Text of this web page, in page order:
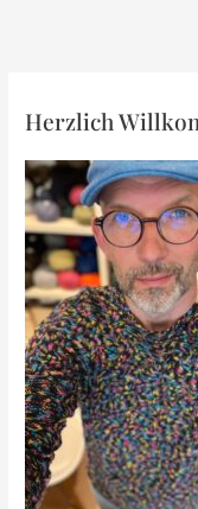
Herzlich